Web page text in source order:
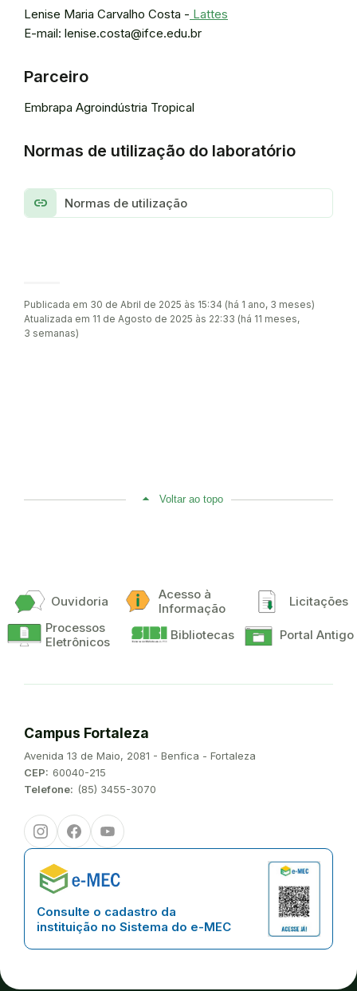
Lenise Maria Carvalho Costa - Lattes
E-mail: lenise.costa@ifce.edu.br
Parceiro
Embrapa Agroindústria Tropical
Normas de utilização do laboratório
link Normas de utilização
Publicada em 30 de Abril de 2025 às 15:34 (há 1 ano, 3 meses)
Atualizada em 11 de Agosto de 2025 às 22:33 (há 11 meses,
3 semanas)
Voltar ao topo
Ouvidoria
Acesso à
Informação
Licitações
Processos
Eletrônicos
Bibliotecas Portal Antigo
Campus Fortaleza
Endereço:
Avenida 13 de Maio, 2081 - Benfica - Fortaleza
CEP: 60040-215
Telefone: (85) 3455-3070
InstagramFacebookYoutube
Consulte o cadastro da
instituição no Sistema do e-MEC